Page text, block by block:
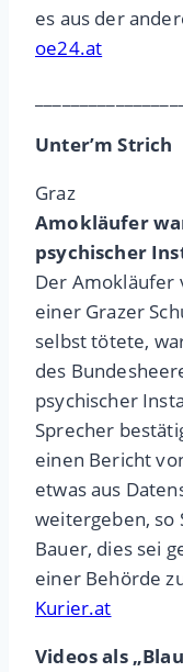
es aus der
oe24.at
Unter’m Strich
Graz
Amokläufer
psychischer
Der Amokläufer
einer Grazer
selbst tötete,
des
psychischer
Sprecher
einen Bericht
etwas aus
weitergeben, so
Bauer, dies sei
einer Behörde
Kurier.at
Videos als